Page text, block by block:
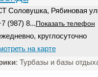
Соловушка, Рябиновая
(987) 8... Показать телефон
круглосуточно
на карте
: Турбазы и базы